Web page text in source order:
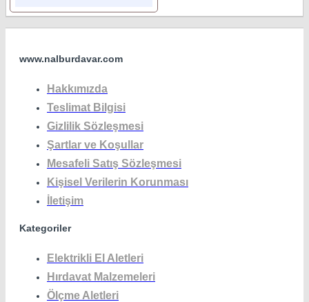
www.nalburdavar.com
Hakkımızda
Teslimat Bilgisi
Gizlilik Sözleşmesi
Şartlar ve Koşullar
Mesafeli Satış Sözleşmesi
Kişisel Verilerin Korunması
İletişim
Kategoriler
Elektrikli El Aletleri
Hırdavat Malzemeleri
Ölçme Aletleri